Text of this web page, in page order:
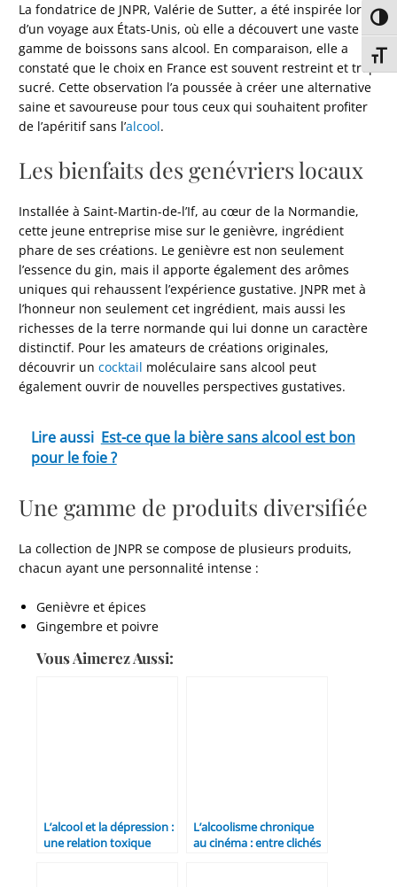
La fondatrice de JNPR, Valérie de Sutter, a été inspirée lors
d’un voyage aux États-Unis, où elle a découvert une vaste
gamme de boissons sans alcool. En comparaison, elle a
constaté que le choix en France est souvent restreint et trop
sucré. Cette observation l’a poussée à créer une alternative
saine et savoureuse pour tous ceux qui souhaitent profiter
de l’apéritif sans l’alcool.
Les bienfaits des genévriers locaux
Installée à Saint-Martin-de-l’If, au cœur de la Normandie,
cette jeune entreprise mise sur le genièvre, ingrédient
phare de ses créations. Le genièvre est non seulement
l’essence du gin, mais il apporte également des arômes
uniques qui rehaussent l’expérience gustative. JNPR met à
l’honneur non seulement cet ingrédient, mais aussi les
richesses de la terre normande qui lui donne un caractère
distinctif. Pour les amateurs de créations originales,
découvrir uncocktail moléculaire sans alcool peut
également ouvrir de nouvelles perspectives gustatives.
Lire aussi Est-ce que la bière sans alcool est bon
pour le foie ?
Une gamme de produits diversifiée
La collection de JNPR se compose de plusieurs produits,
chacun ayant une personnalité intense :
Genièvre et épices
Gingembre et poivre
Vous Aimerez Aussi:
L’alcool et la dépression :
une relation toxique
L’alcoolisme chronique
au cinéma : entre clichés